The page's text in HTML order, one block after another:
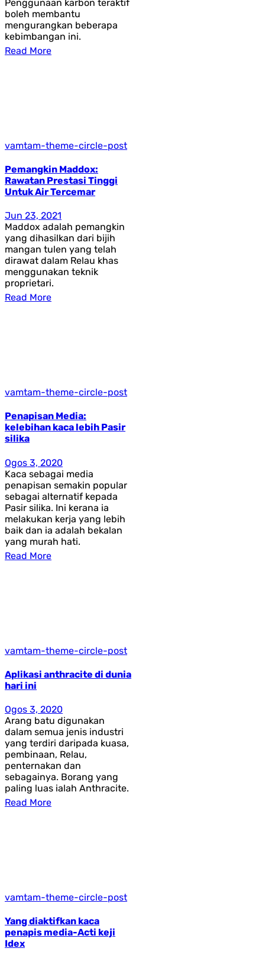
Penggunaan karbon teraktif
boleh membantu
mengurangkan beberapa
kebimbangan ini.
Read More
vamtam-theme-circle-post
Pemangkin Maddox:
Rawatan Prestasi Tinggi
Untuk Air Tercemar
Jun 23, 2021
Maddox adalah pemangkin
yang dihasilkan dari bijih
mangan tulen yang telah
dirawat dalam Relau khas
menggunakan teknik
proprietari.
Read More
vamtam-theme-circle-post
Penapisan Media:
kelebihan kaca lebih Pasir
silika
Ogos 3, 2020
Kaca sebagai media
penapisan semakin popular
sebagai alternatif kepada
Pasir silika. Ini kerana ia
melakukan kerja yang lebih
baik dan ia adalah bekalan
yang murah hati.
Read More
vamtam-theme-circle-post
Aplikasi anthracite di dunia
hari ini
Ogos 3, 2020
Arang batu digunakan
dalam semua jenis industri
yang terdiri daripada kuasa,
pembinaan, Relau,
penternakan dan
sebagainya. Borang yang
paling luas ialah Anthracite.
Read More
vamtam-theme-circle-post
Yang diaktifkan kaca
penapis media-Acti keji
Idex